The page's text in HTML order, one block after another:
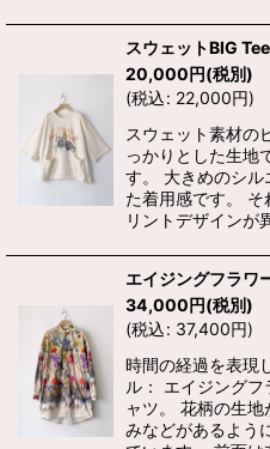
スウェットBIG Tee
20,000円(税別)
(税込: 22,000円)
スウェット素材の
っかりとした生地
す。 大きめのシル
た着用感です。
リントデザインが
エイジングフラワ
34,000円(税別)
(税込: 37,400円)
時間の経過を表現
ル： エイジング
ャツ。 花柄の生
みなどがあるよう